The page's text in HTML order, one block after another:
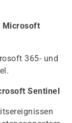
Microsoft
365- und
Sentinel